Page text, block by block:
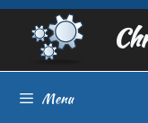
Aller
contenu
Menu